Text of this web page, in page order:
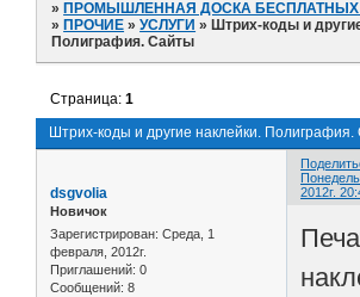
»ПРОМЫШЛЕННАЯ ДОСКА
»ПРОЧИЕ »УСЛУГИ »Штрих-коды и
Полиграфия. Сайты
Штрих-коды и другие наклейки.
Страница:1
2012г.
dsgvolia
Новичок
Зарегистрирован: Среда, 1
февраля, 2012г.
Приглашений: 0
Сообщений: 8